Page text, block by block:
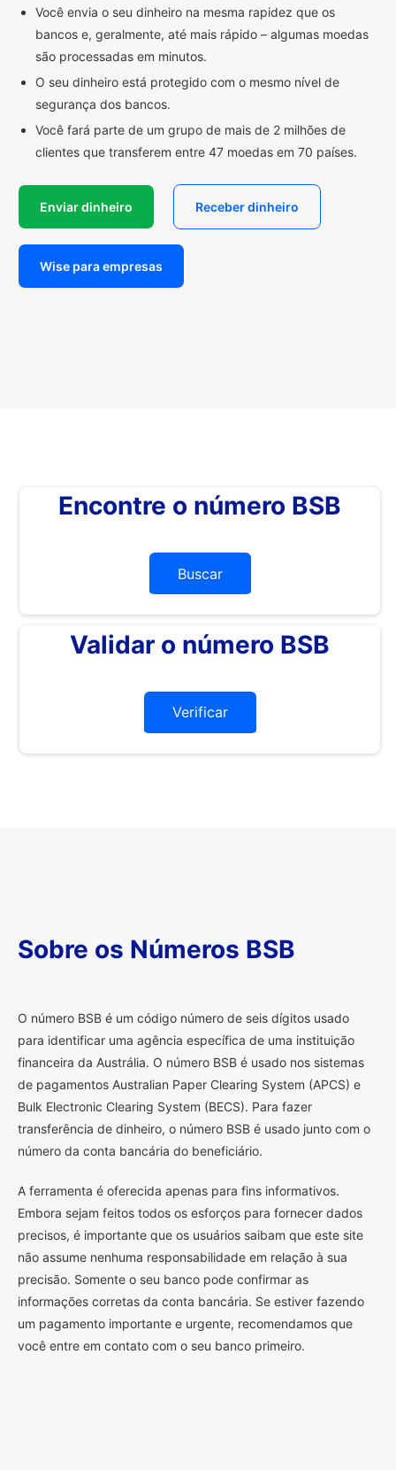
Você envia o seu dinheiro na mesma rapidez que os
bancos e, geralmente, até mais rápido – algumas moedas
são processadas em minutos.
O seu dinheiro está protegido com o mesmo nível de
segurança dos bancos.
Você fará parte de um grupo de mais de 2 milhões de
clientes que transferem entre 47 moedas em 70 países.
Enviar dinheiro Receber dinheiro
Wise para empresas
Encontre o número BSB
Buscar
Validar o número BSB
Verificar
Sobre os Números BSB
O número BSB é um código número de seis dígitos usado
para identificar uma agência específica de uma instituição
financeira da Austrália. O número BSB é usado nos sistemas
de pagamentos Australian Paper Clearing System (APCS) e
Bulk Electronic Clearing System (BECS). Para fazer
transferência de dinheiro, o número BSB é usado junto com o
número da conta bancária do beneficiário.
A ferramenta é oferecida apenas para fins informativos.
Embora sejam feitos todos os esforços para fornecer dados
precisos, é importante que os usuários saibam que este site
não assume nenhuma responsabilidade em relação à sua
precisão. Somente o seu banco pode confirmar as
informações corretas da conta bancária. Se estiver fazendo
um pagamento importante e urgente, recomendamos que
você entre em contato com o seu banco primeiro.